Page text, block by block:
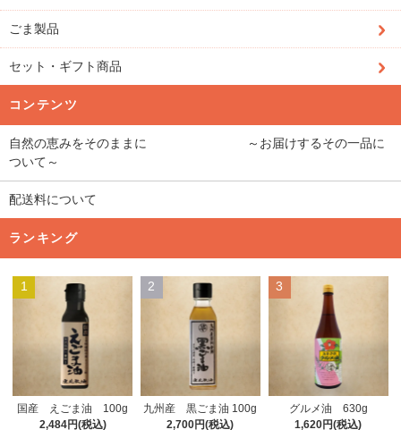
ごま製品
セット・ギフト商品
コンテンツ
自然の恵みをそのままに ～お届けするその一品に
ついて～
配送料について
ランキング
1
国産 えごま油 100g
2,484円(税込)
2
九州産 黒ごま油 100g
2,700円(税込)
3
グルメ油 630g
1,620円(税込)